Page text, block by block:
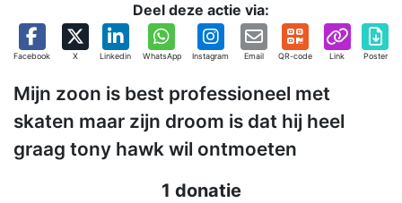
Deel deze actie via:
Facebook X Linkedin WhatsApp Instagram Email QR-code Link Poster
Mijn zoon is best professioneel met
skaten maar zijn droom is dat hij heel
graag tony hawk wil ontmoeten
1 donatie